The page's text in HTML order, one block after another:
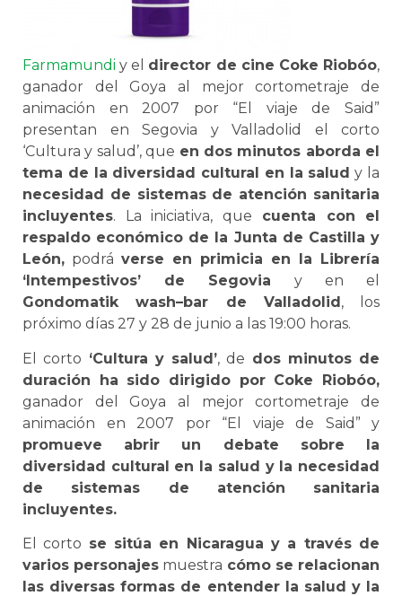
Farmamundi y el director de cine Coke Riobóo,
ganador del Goya al mejor cortometraje de
animación en 2007 por “El viaje de Said”
presentan en Segovia y Valladolid el corto
‘Cultura y salud’, que en dos minutos aborda el
tema de la diversidad cultural en la salud y la
necesidad de sistemas de atención sanitaria
incluyentes. La iniciativa, que cuenta con el
respaldo económico de la Junta de Castilla y
León, podrá verse en primicia en la Librería
‘Intempestivos’ de Segovia y en el
Gondomatik wash–bar de Valladolid, los
próximo días 27 y 28 de junio a las 19:00 horas.
El corto ‘Cultura y salud’, de dos minutos de
duración ha sido dirigido por Coke Riobóo,
ganador del Goya al mejor cortometraje de
animación en 2007 por “El viaje de Said” y
promueve abrir un debate sobre la
diversidad cultural en la salud y la necesidad
de sistemas de atención sanitaria
incluyentes.
El corto se sitúa en Nicaragua y a través de
varios personajes muestra cómo se relacionan
las diversas formas de entender la salud y la